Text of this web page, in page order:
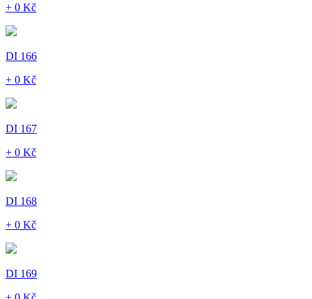
+ 0 Kč
DI 166
+ 0 Kč
DI 167
+ 0 Kč
DI 168
+ 0 Kč
DI 169